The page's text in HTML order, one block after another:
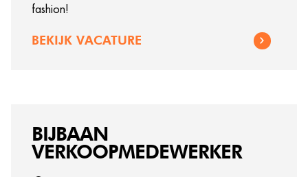
fashion!
BEKIJK VACATURE
BIJBAAN
VERKOOPMEDEWERKER